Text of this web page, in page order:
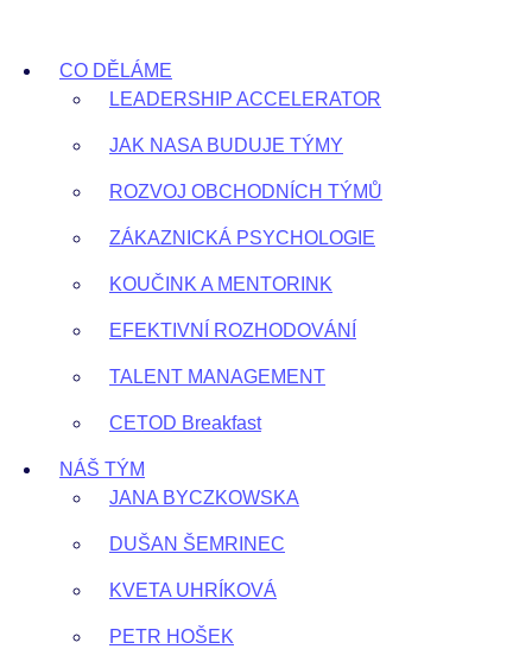
obsahuCO DĚLÁME
LEADERSHIP ACCELERATOR
JAK NASA BUDUJE TÝMY
ROZVOJ OBCHODNÍCH TÝMŮ
ZÁKAZNICKÁ PSYCHOLOGIE
KOUČINK A MENTORINK
EFEKTIVNÍ ROZHODOVÁNÍ
TALENT MANAGEMENT
CETOD Breakfast
NÁŠ TÝM
JANA BYCZKOWSKA
DUŠAN ŠEMRINEC
KVETA UHRÍKOVÁ
PETR HOŠEK